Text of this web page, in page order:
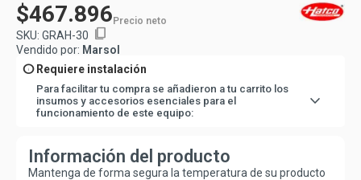
$467.896 Precio neto
info Requiere instalación
Para facilitar tu compra se añadieron a tu carrito los
insumos y accesorios esenciales para el
funcionamiento de este equipo:
expand_more
Pero no te preocupes, lo haremos fácil para ti y los
agregaremos directo en tu carro de compra.
SKU: GRAH-30 content_copy
Vendido por: Marsol
Información del producto
Mantenga de forma segura la temperatura de su producto